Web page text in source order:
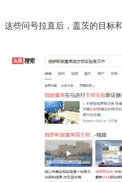
这些问号拉直后，盖茨的目标